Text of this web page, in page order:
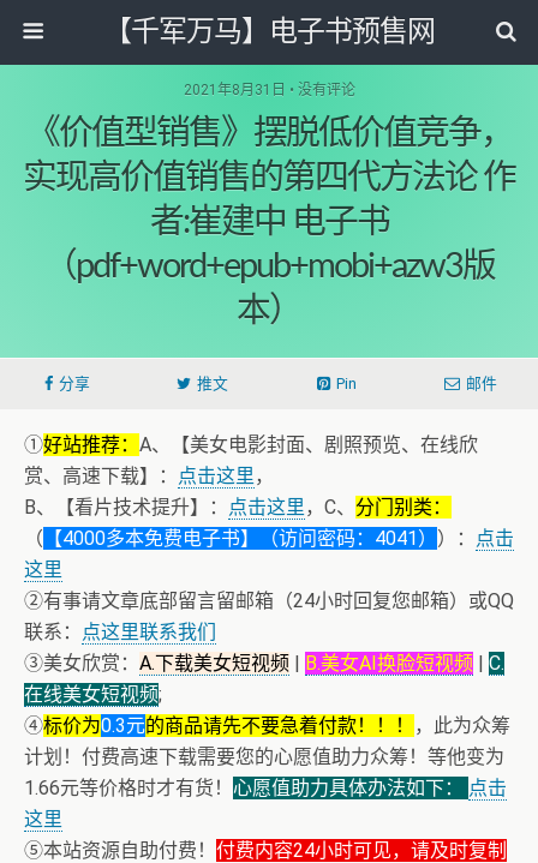
【千军万马】电子书预售网
2021年8月31日 • 没有评论
《价值型销售》摆脱低价值竞争，
实现高价值销售的第四代方法论 作
者:崔建中 电子书
（pdf+word+epub+mobi+azw3版
本）
分享 推文 Pin 邮件
①好站推荐： A、【美女电影封面、剧照预览、在线欣
赏、高速下载】：
点击这里，
B、【看片技术提升】：
点击这里，C、 分门别类：
（ 【4000多本免费电子书】（访问密码：4041） ）：
点击
这里
②有事请文章底部留言留邮箱（24小时回复您邮箱）或QQ
联系：
点这里联系我们
③美女欣赏： A.下载美女短视频 | B.美女AI换脸短视频 | C.
在线美女短视频;
④标价为0.3元的商品请先不要急着付款！！！
，此为众筹
计划！付费高速下载需要您的心愿值助力众筹！等他变为
1.66元等价格时才有货！ 心愿值助力具体办法如下：
点击
这里
⑤本站资源自助付费！ 付费内容24小时可见，请及时复制